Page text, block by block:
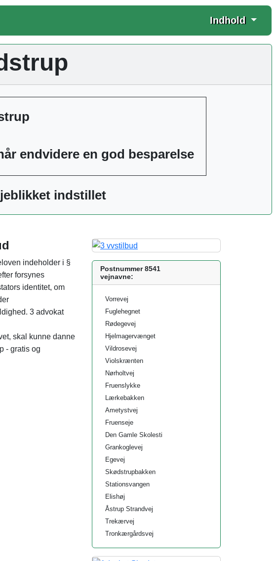
Indhold
endvidere en god besparelse
indstillet
indeholder i §
forsynes
identitet, om
3 advokat
skal kunne danne
- gratis og
Postnummer 8541
vejnavne:
Vorrevej
Fuglehegnet
Rødegevej
Hjelmagervænget
Vildrosevej
Violskrænten
Nørholtvej
Fruenslykke
Lærkebakken
Ametystvej
Fruenseje
Den Gamle Skolesti
Grankoglevej
Egevej
Skødstrupbakken
Stationsvangen
Elishøj
Åstrup Strandvej
Trekærvej
Tronkærgårdsvej